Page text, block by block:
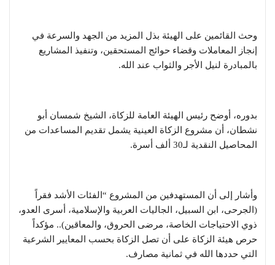
وحث القائمين على الهيئة بذل المزيد من الجهد والسرعة في
إنجاز المعاملات وقضاء حوائج المستحقين، وتنفيذ المشاريع
بالمبادرة لنيل الأجر والثواب عند الله.
بدوره، أوضح رئيس الهيئة العامة للزكاة، الشيخ شمسان أبو
نشطان، أن مشروع الزكاة العينية يشمل تقديم المساعدات من
المحاصيل النقدية لـ30 ألف أسرة.
وأشار إلى أن المستهدفين من المشروع “الفئات الأشد فقراً
(الجرحى، ابن السبيل، الجاليات العربية والإسلامية، أسرى العدو،
ذوي الاحتياجات الخاصة، مرضى الحروق، والمعاقين).. مؤكداً
حرص هيئة الزكاة على أن تصل الزكاة بحسب المعايير الشرعية
التي حددها الله في ثمانية مصارف.